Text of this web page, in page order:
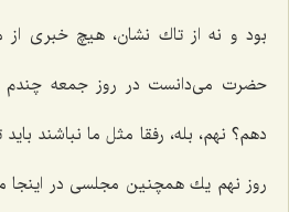
بود و نه از تاك نشان، هیچ خبری از
حضرت می‌دانست در روز جمعه چندم
دهم؟ نهم، بله، رفقا مثل ما نباشند
روز نهم یك همچنین مجلسی در